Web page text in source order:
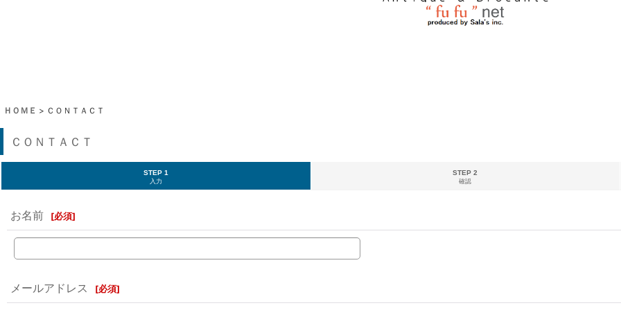
ＨＯＭＥ > ＣＯＮＴＡＣＴ
ＣＯＮＴＡＣＴ
STEP 1
入力
STEP 2
確認
お名前 [必須]
メールアドレス [必須]